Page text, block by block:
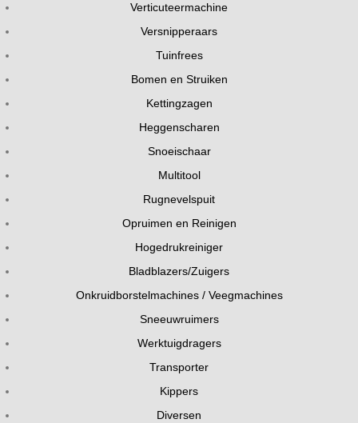
Verticuteermachine
Versnipperaars
Tuinfrees
Bomen en Struiken
Kettingzagen
Heggenscharen
Snoeischaar
Multitool
Rugnevelspuit
Opruimen en Reinigen
Hogedrukreiniger
Bladblazers/Zuigers
Onkruidborstelmachines / Veegmachines
Sneeuwruimers
Werktuigdragers
Transporter
Kippers
Diversen